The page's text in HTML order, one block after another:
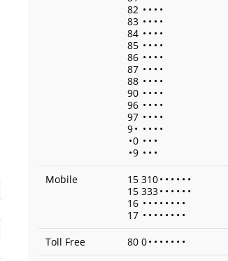
82 • • • •
83 • • • •
84 • • • •
85 • • • •
86 • • • •
87 • • • •
88 • • • •
90 • • • •
96 • • • •
97 • • • •
9• • • • •
•0 • • •
•9 • • •
Mobile
15 310• • • • • •
15 333• • • • • •
16 • • • • • • • •
17 • • • • • • • •
Toll Free
80 0• • • • • • •